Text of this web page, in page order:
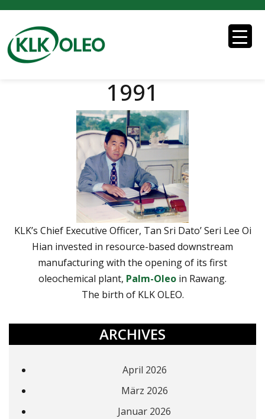
1991
KLK’s Chief Executive Officer, Tan Sri Dato’ Seri Lee Oi
Hian invested in resource-based downstream
manufacturing with the opening of its first
oleochemical plant, Palm-Oleo in Rawang.
The birth of KLK OLEO.
ARCHIVES
April 2026
März 2026
Januar 2026